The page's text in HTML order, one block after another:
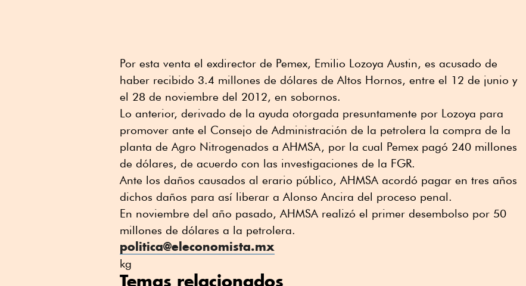
Por esta venta el exdirector de Pemex, Emilio Lozoya Austin, es acusado de
haber recibido 3.4 millones de dólares de Altos Hornos, entre el 12 de junio y
el 28 de noviembre del 2012, en sobornos.
Lo anterior, derivado de la ayuda otorgada presuntamente por Lozoya para
promover ante el Consejo de Administración de la petrolera la compra de la
planta de Agro Nitrogenados a AHMSA, por la cual Pemex pagó 240 millones
de dólares, de acuerdo con las investigaciones de la FGR.
Ante los daños causados al erario público, AHMSA acordó pagar en tres años
dichos daños para así liberar a Alonso Ancira del proceso penal.
En noviembre del año pasado, AHMSA realizó el primer desembolso por 50
millones de dólares a la petrolera.
politica@eleconomista.mx
kg
Temas relacionados